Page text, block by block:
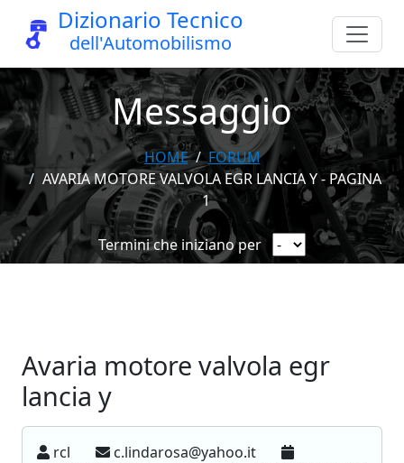
Dizionario Tecnico
dell'Automobilismo
Messaggio
HOME
FORUM
AVARIA MOTORE VALVOLA EGR LANCIA Y - PAGINA
1
Termini che iniziano per
Avaria motore valvola egr
lancia y
rcl
c.lindarosa@yahoo.it